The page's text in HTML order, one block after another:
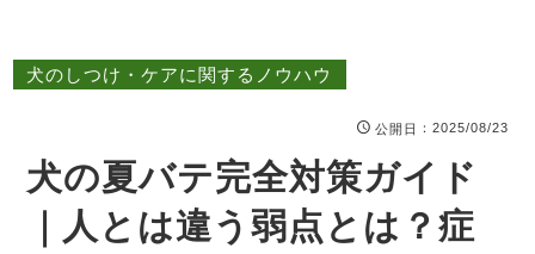
犬のしつけ・ケアに関するノウハウ
公開日 ：2025/08/23
犬の夏バテ完全対策ガイド
｜人とは違う弱点とは？症